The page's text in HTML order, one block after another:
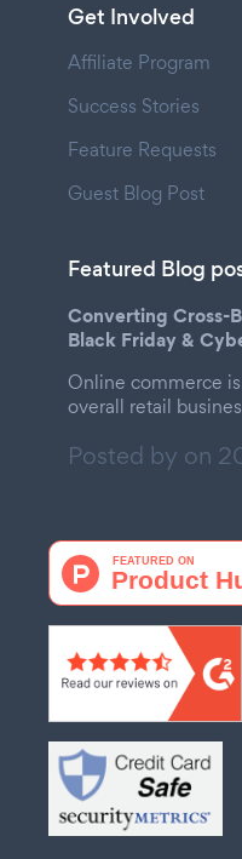
Get Involved
Affiliate Program
Success Stories
Feature Requests
Guest Blog Post
Featured Blog
Converting Cross-
Black Friday &
Online commerce
overall retail
Posted by on